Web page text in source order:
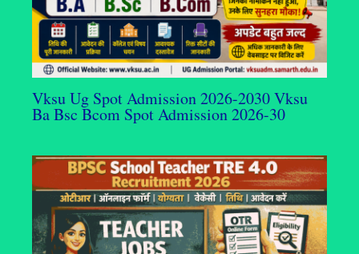
Vksu Ug Spot Admission 2026-2030 Vksu
Ba Bsc Bcom Spot Admission 2026-30